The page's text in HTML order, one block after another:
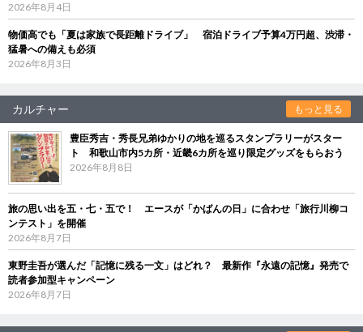
2026年8月4日
物価高でも「夏は家族で長距離ドライブ」 宿泊ドライブ予算4万円超、渋滞・
猛暑への備えも必須
2026年8月3日
カルチャー もっと見る
豊臣秀吉・秀長兄弟ゆかりの地を巡るスタンプラリーがスター
ト 和歌山市内5カ所・近畿6カ所を巡り限定グッズをもらおう
2026年8月8日
旅の思い出を五・七・五で！ エースが「かばんの日」に合わせ「旅行川柳コ
ンテスト」を開催
2026年8月7日
東野圭吾が選んだ「記憶に残る一文」はどれ？ 最新作『永遠の記憶』発売で
読者参加型キャンペーン
2026年8月7日